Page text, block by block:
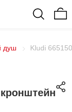
душ Kludi